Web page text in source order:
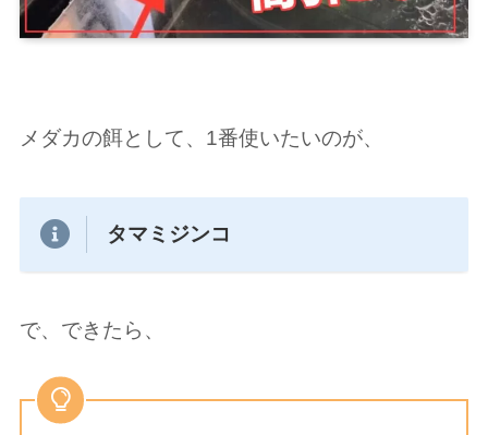
メダカの餌として、1番使いたいのが、
タマミジンコ
で、できたら、